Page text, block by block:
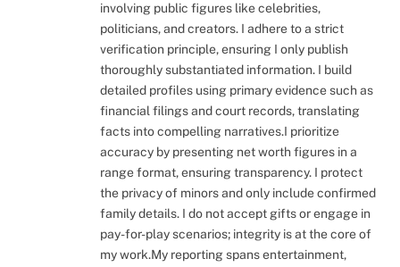
involving public figures like celebrities,
politicians, and creators. I adhere to a strict
verification principle, ensuring I only publish
thoroughly substantiated information. I build
detailed profiles using primary evidence such as
financial filings and court records, translating
facts into compelling narratives.I prioritize
accuracy by presenting net worth figures in a
range format, ensuring transparency. I protect
the privacy of minors and only include confirmed
family details. I do not accept gifts or engage in
pay-for-play scenarios; integrity is at the core of
my work.My reporting spans entertainment,